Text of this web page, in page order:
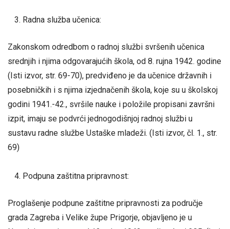
Radna služba učenica:
Zakonskom odredbom o radnoj službi svršenih učenica
srednjih i njima odgovarajućih škola, od 8. rujna 1942. godine
(Isti izvor, str. 69-70), predviđeno je da učenice državnih i
posebničkih i s njima izjednačenih škola, koje su u školskoj
godini 1941.-42., svršile nauke i položile propisani završni
izpit, imaju se podvrći jednogodišnjoj radnoj službi u
sustavu radne službe Ustaške mladeži. (Isti izvor, čl. 1., str.
69)
Podpuna zaštitna pripravnost:
Proglašenje podpune zaštitne pripravnosti za područje
grada Zagreba i Velike župe Prigorje, objavljeno je u